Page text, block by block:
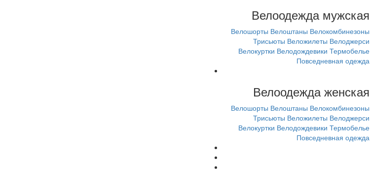
Велоодежда мужская
Велошорты Велоштаны Велокомбинезоны
Трисьюты Веложилеты Велоджерси
Велокуртки Велодождевики Термобелье
Повседневная одежда
Велоодежда женская
Велошорты Велоштаны Велокомбинезоны
Трисьюты Веложилеты Велоджерси
Велокуртки Велодождевики Термобелье
Повседневная одежда